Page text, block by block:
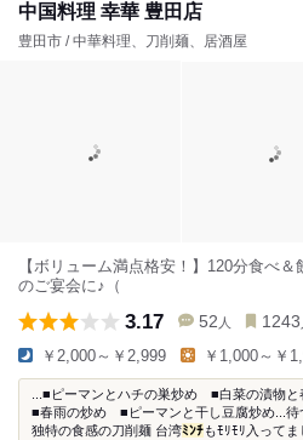
中国料理 幸華 豊田店
豊田市 / 中華料理、刀削麺、居酒屋
【ボリューム満点格安！】120分食べ
のご宴会に♪（
3.17 52 人 1243
￥2,000～￥2,999 ￥1,000～￥
...■ピーマンとハチの巣炒め ■白菜の漬物
■春雨の炒め ■ピーマンと干し豆腐炒め...待
独特の食感の刀削麺 台湾ﾐﾝﾁもﾓﾘﾓﾘ入って